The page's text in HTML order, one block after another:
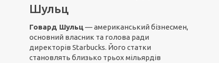
Шульц
Говард Шульц— американський бізнесмен,
основний власник та голова ради
директорів Starbucks. Його статки
становлять близько трьох мільярдів